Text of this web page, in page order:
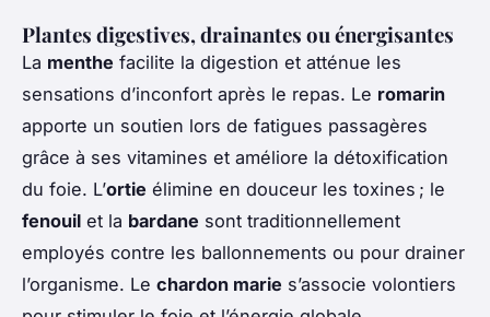
Plantes digestives, drainantes ou énergisantes
La menthe facilite la digestion et atténue les
sensations d’inconfort après le repas. Le romarin
apporte un soutien lors de fatigues passagères
grâce à ses vitamines et améliore la détoxification
du foie. L’ortie élimine en douceur les toxines ; le
fenouil et la bardane sont traditionnellement
employés contre les ballonnements ou pour drainer
l’organisme. Le chardon marie s’associe volontiers